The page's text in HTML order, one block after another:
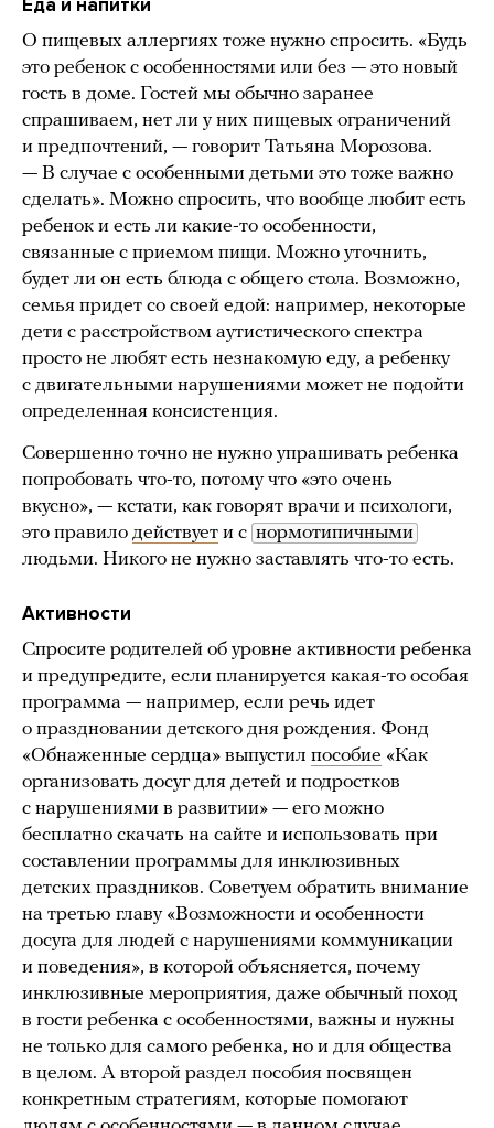
Еда и напитки
О пищевых аллергиях тоже нужно спросить. «Будь
это ребенок с особенностями или без — это новый
гость в доме. Гостей мы обычно заранее
спрашиваем, нет ли у них пищевых ограничений
и предпочтений, — говорит Татьяна Морозова.
— В случае с особенными детьми это тоже важно
сделать». Можно спросить, что вообще любит есть
ребенок и есть ли какие-то особенности,
связанные с приемом пищи. Можно уточнить,
будет ли он есть блюда с общего стола. Возможно,
семья придет со своей едой: например, некоторые
дети с расстройством аутистического спектра
просто не любят есть незнакомую еду, а ребенку
с двигательными нарушениями может не подойти
определенная консистенция.
Совершенно точно не нужно упрашивать ребенка
попробовать что-то, потому что «это очень
вкусно», — кстати, как говорят врачи и психологи,
это правило действует и с нормотипичными
людьми. Никого не нужно заставлять что-то есть.
Активности
Спросите родителей об уровне активности ребенка
и предупредите, если планируется какая-то особая
программа — например, если речь идет
о праздновании детского дня рождения. Фонд
«Обнаженные сердца» выпустил пособие «Как
организовать досуг для детей и подростков
с нарушениями в развитии» — его можно
бесплатно скачать на сайте и использовать при
составлении программы для инклюзивных
детских праздников. Советуем обратить внимание
на третью главу «Возможности и особенности
досуга для людей с нарушениями коммуникации
и поведения», в которой объясняется, почему
инклюзивные мероприятия, даже обычный поход
в гости ребенка с особенностями, важны и нужны
не только для самого ребенка, но и для общества
в целом. А второй раздел пособия посвящен
конкретным стратегиям, которые помогают